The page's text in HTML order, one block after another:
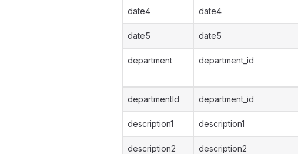
date4 date4
date5 date5
department department_id
departmentId department_id
description1 description1
description2 description2